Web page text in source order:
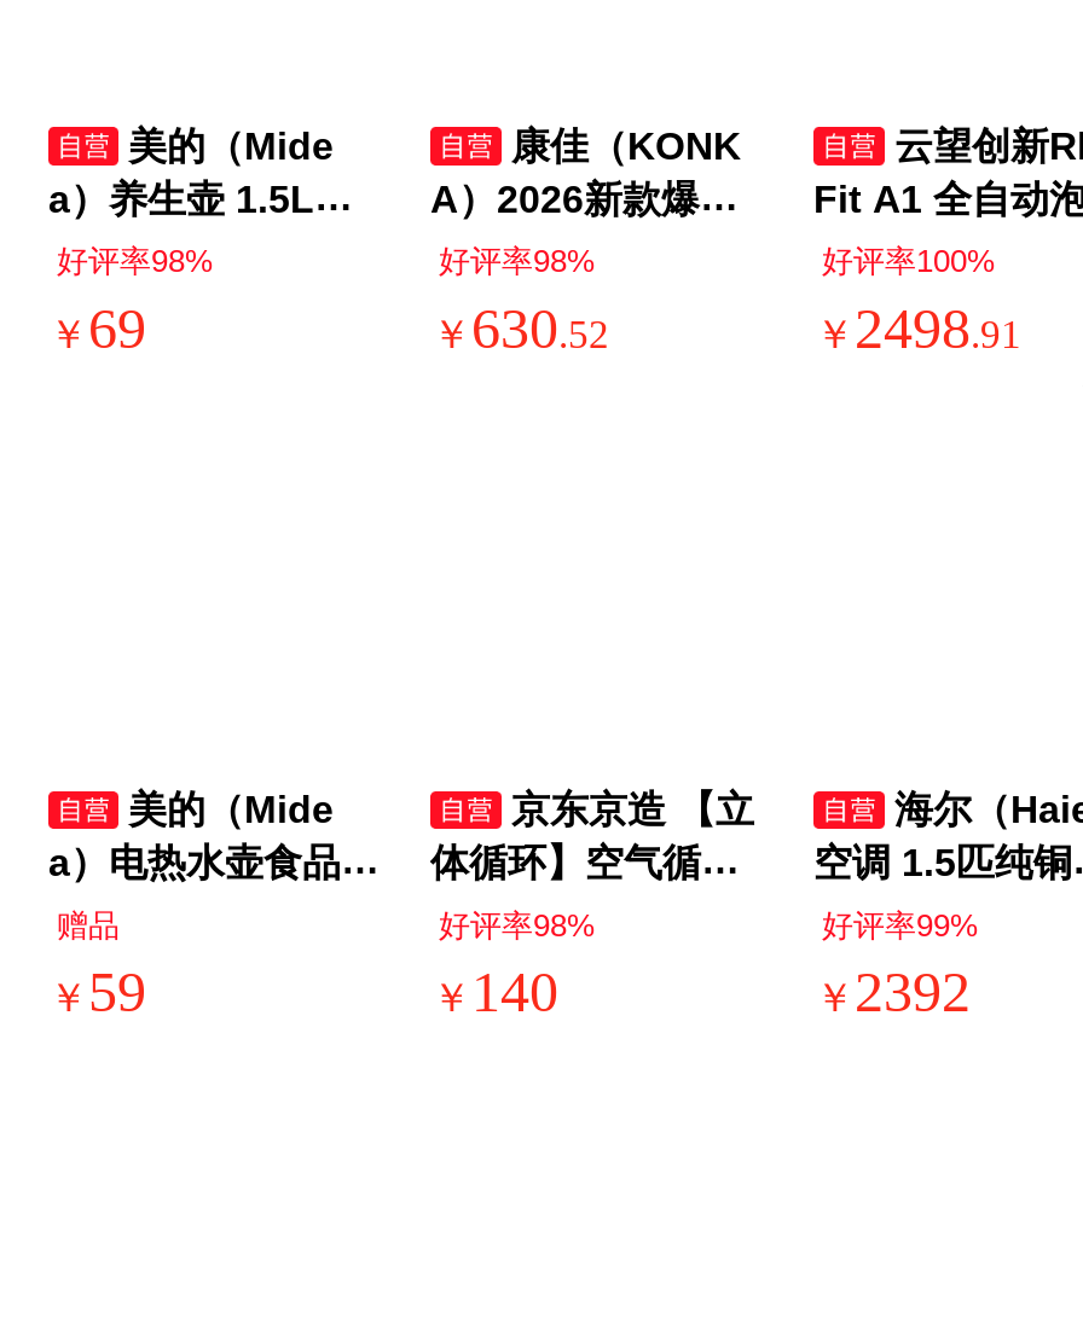
￥ 69
美的（Mide
a）养生壶 1.5L全
自动煮茶壶烧水壶2
4h预约12小时智能
恒温11档控温MK-
好评率98%
￥ 630.52
康佳（KONK
A）2026新款爆款
升级款183两双开
门小户型电冰箱家
用租房宿舍冰箱节
好评率98%
￥ 2498.91
云望创新
Fit A1 全自动
轴实用电动按摩
健身骑行瑜伽越
全身恢复放松肌
好评率100%
￥ 59
美的（Mide
a）电热水壶食品级
304不锈钢自动断
电双层防烫全钢无
缝1.5L容量 MK-HJ
赠品
￥ 140
京东京造 【立
体循环】空气循环
扇 家用大风量摇头
电风扇卧室轻音桌
面小风扇台式节能
好评率98%
￥ 2392
海尔（
空调 1.5匹纯铜
变频卧室静音节
挂机 急速制冷
能效 国家补贴
好评率99%